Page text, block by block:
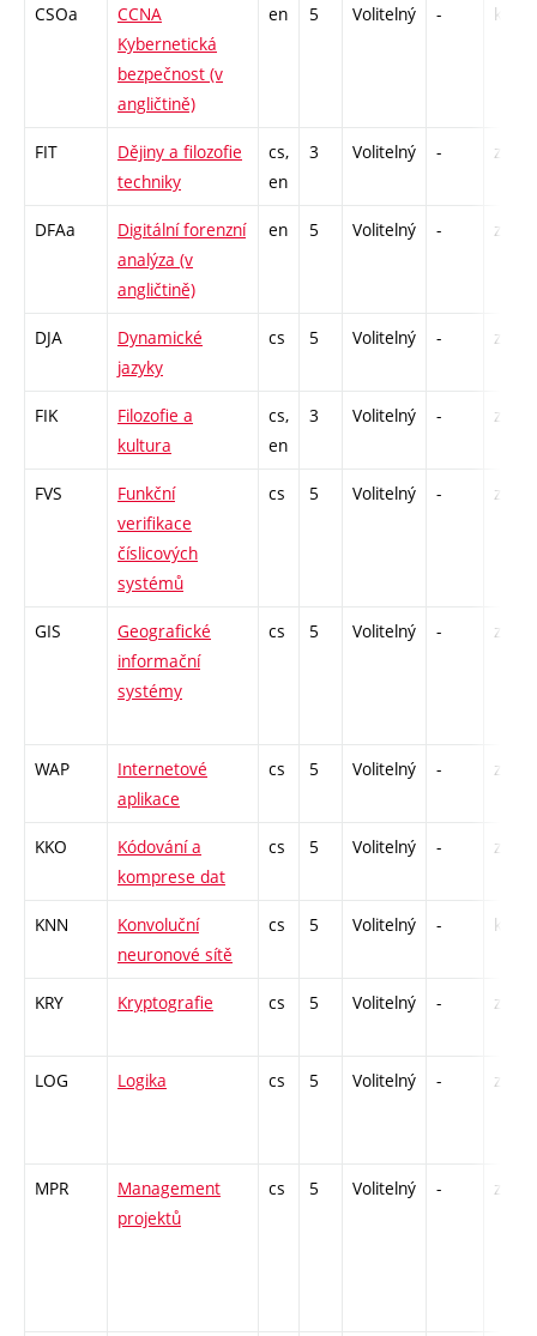
CSOa
CCNA
Kybernetická
bezpečnost (v
angličtině)
en 5 Volitelný - kl
FIT
Dějiny a filozofie
techniky
cs,
en
3 Volitelný - zá
DFAa
Digitální forenzní
analýza (v
angličtině)
en 5 Volitelný - zk
DJA
Dynamické
jazyky
cs 5 Volitelný - zk
FIK
Filozofie a
kultura
cs,
en
3 Volitelný - zá
FVS
Funkční
verifikace
číslicových
systémů
cs 5 Volitelný - zk
GIS
Geografické
informační
systémy
cs 5 Volitelný - zá,zk
WAP
Internetové
aplikace
cs 5 Volitelný - zá,zk
KKO
Kódování a
komprese dat
cs 5 Volitelný - zá,zk
KNN
Konvoluční
neuronové sítě
cs 5 Volitelný - kl
KRY Kryptografie cs 5 Volitelný - zá,zk
LOG Logika cs 5 Volitelný - zá,zk
MPR
Management
projektů
cs 5 Volitelný - zá,zk